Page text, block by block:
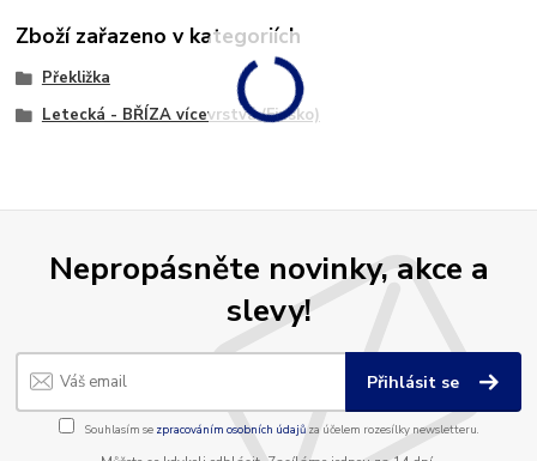
Zboží zařazeno v kategoriích
Překližka
Letecká - BŘÍZA vícevrstvá (Finsko)
Nepropásněte novinky, akce a
slevy!
Přihlásit se
Souhlasím se zpracováním osobních údajůza účelem rozesílky newsletteru.